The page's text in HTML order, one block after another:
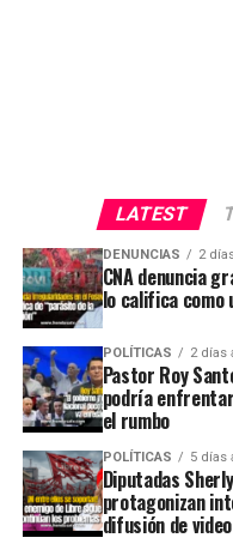
LATEST
DENUNCIAS 2
CNA denuncia
lo califica como
POLÍTICAS 2 días
Pastor Roy
podría
el rumbo
POLÍTICAS 5 días
Diputadas
protagonizan
difusión de